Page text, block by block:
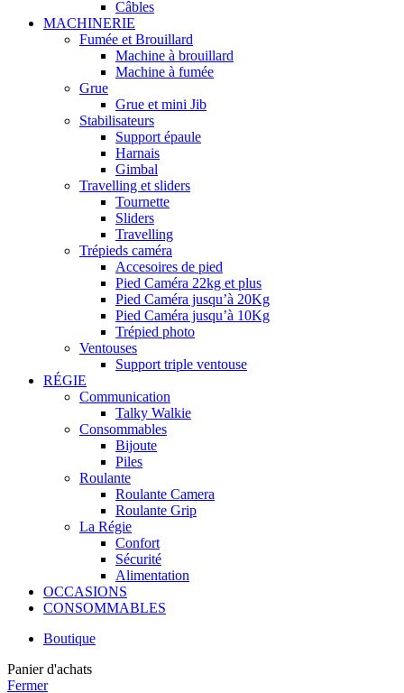
Câbles
MACHINERIE
Fumée et Brouillard
Machine à brouillard
Machine à fumée
Grue
Grue et mini Jib
Stabilisateurs
Support épaule
Harnais
Gimbal
Travelling et sliders
Tournette
Sliders
Travelling
Trépieds caméra
Accesoires de pied
Pied Caméra 22kg et plus
Pied Caméra jusqu’à 20Kg
Pied Caméra jusqu’à 10Kg
Trépied photo
Ventouses
Support triple ventouse
RÉGIE
Communication
Talky Walkie
Consommables
Bijoute
Piles
Roulante
Roulante Camera
Roulante Grip
La Régie
Confort
Sécurité
Alimentation
OCCASIONS
CONSOMMABLES
Boutique
Panier d'achats
Fermer